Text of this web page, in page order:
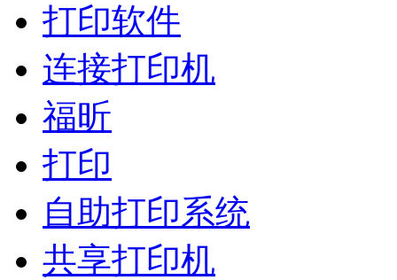
打印软件
连接打印机
福昕
打印
自助打印系统
共享打印机